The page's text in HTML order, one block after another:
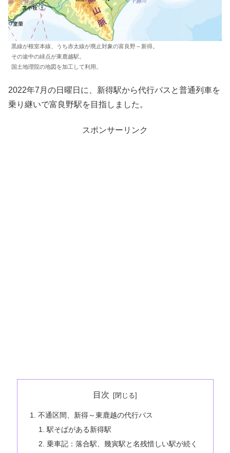
黒線が根室本線、うち赤太線が廃止対象の富良野～新得。
その途中の緑点が東鹿越駅。
国土地理院の地図を加工して利用。
2022年7月の日曜日に、新得駅から代行バスと普通列車を
乗り継いで富良野駅を目指しました。
スポンサーリンク
目次
不通区間、新得～東鹿越の代行バス
駅そばがある新得駅
乗車記：落合駅、幾寅駅と名残惜しい駅が続く